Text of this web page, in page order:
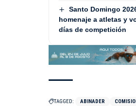
Santo Domingo
homenaje a atletas y
días de competición
TAGGED: ABINADER